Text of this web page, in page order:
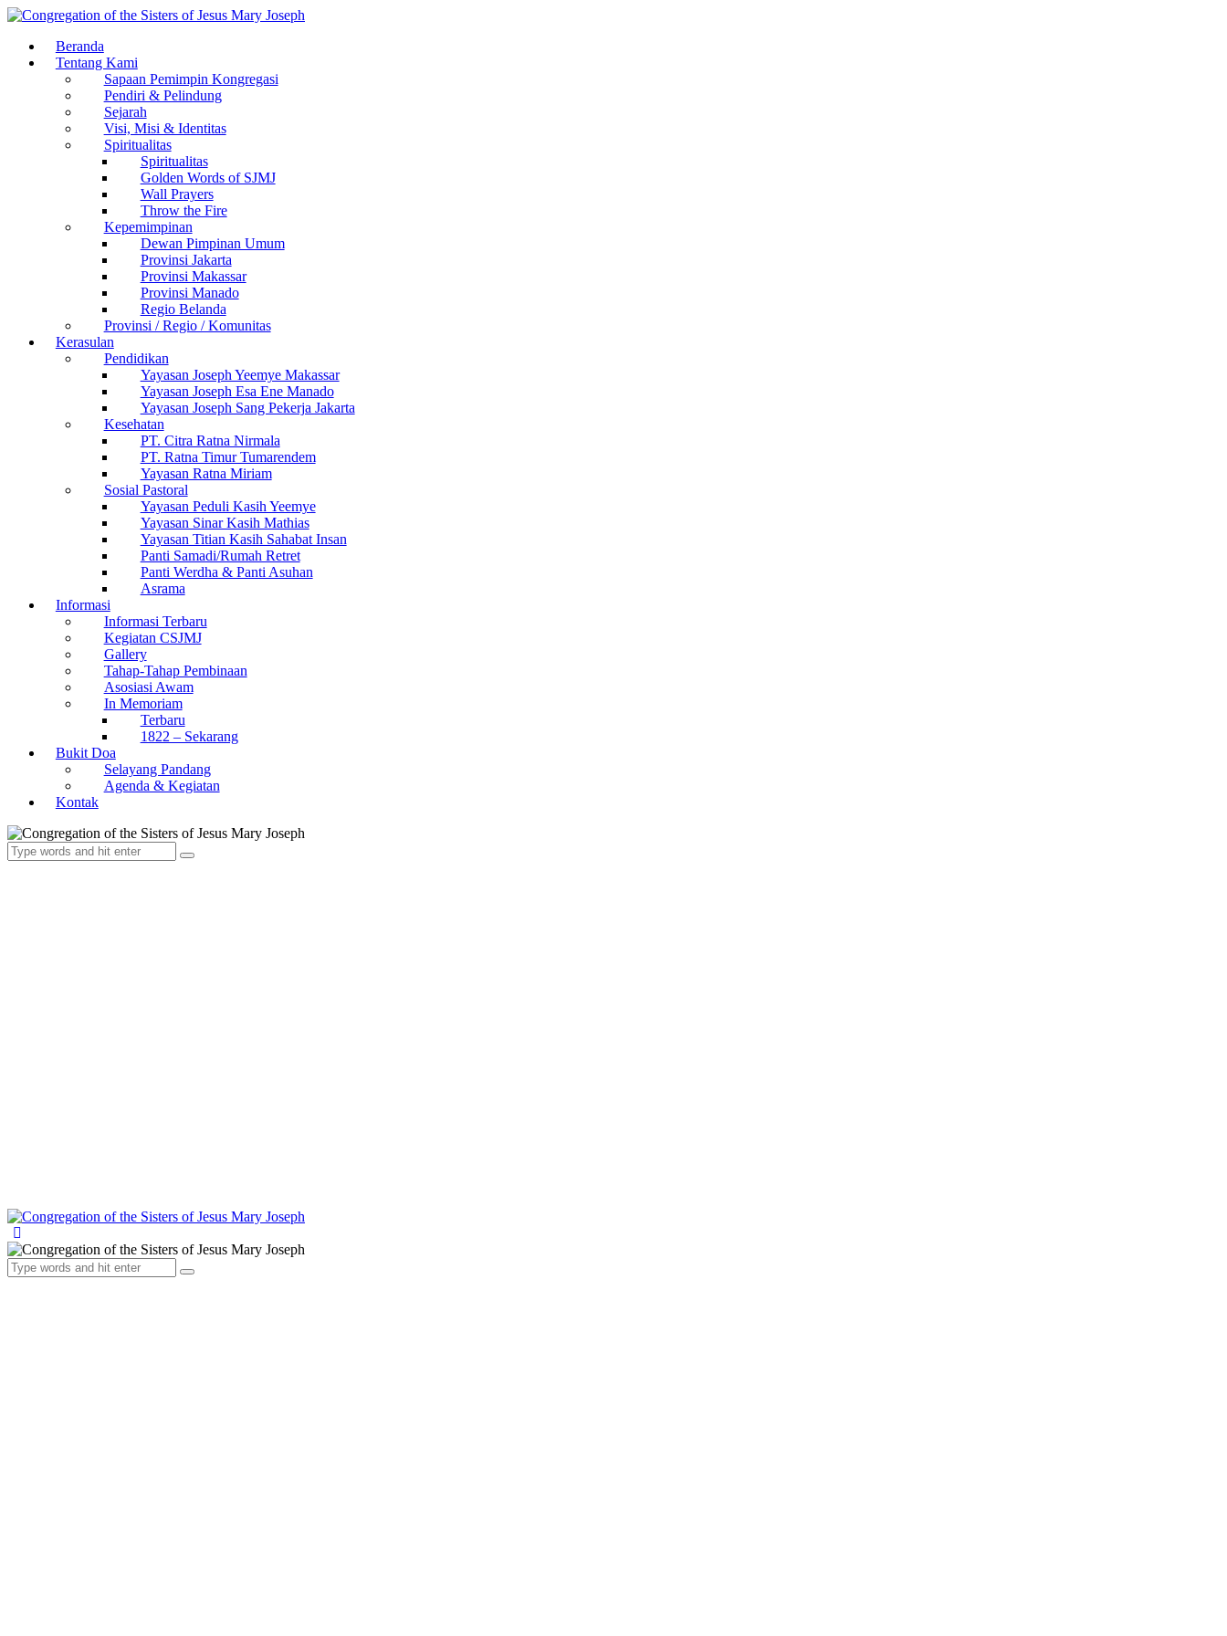
Beranda
Tentang Kami
Sapaan Pemimpin Kongregasi
Pendiri & Pelindung
Sejarah
Visi, Misi & Identitas
Spiritualitas
Spiritualitas
Golden Words of SJMJ
Wall Prayers
Throw the Fire
Kepemimpinan
Dewan Pimpinan Umum
Provinsi Jakarta
Provinsi Makassar
Provinsi Manado
Regio Belanda
Provinsi / Regio / Komunitas
Kerasulan
Pendidikan
Yayasan Joseph Yeemye Makassar
Yayasan Joseph Esa Ene Manado
Yayasan Joseph Sang Pekerja Jakarta
Kesehatan
PT. Citra Ratna Nirmala
PT. Ratna Timur Tumarendem
Yayasan Ratna Miriam
Sosial Pastoral
Yayasan Peduli Kasih Yeemye
Yayasan Sinar Kasih Mathias
Yayasan Titian Kasih Sahabat Insan
Panti Samadi/Rumah Retret
Panti Werdha & Panti Asuhan
Asrama
Informasi
Informasi Terbaru
Kegiatan CSJMJ
Gallery
Tahap-Tahap Pembinaan
Asosiasi Awam
In Memoriam
Terbaru
1822 – Sekarang
Bukit Doa
Selayang Pandang
Agenda & Kegiatan
Kontak